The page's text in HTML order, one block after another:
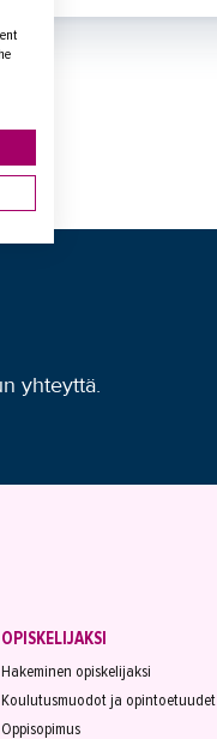
yhteyttä.
OPISKELIJAKSI
Hakeminen opiskelijaksi
Koulutusmuodot ja opintoetuudet
Oppisopimus